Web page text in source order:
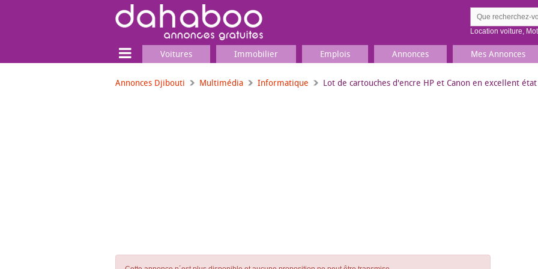
Location voiture,
Voitures Immobilier Emplois Annonces Mes Annonces
Annonces Djibouti Multimédia Informatique Lot de cartouches d'encre HP et Canon en excellent état